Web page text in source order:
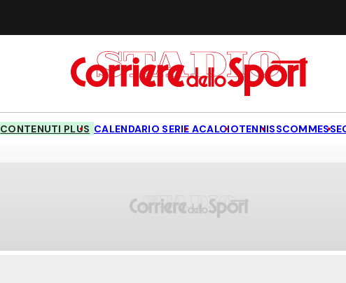
CONTENUTI PLUS CALENDARIO SERIE ACALCIOTENNISSCOMMESSE